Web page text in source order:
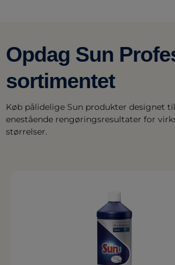
Opdag Sun
sortimentet
Køb pålidelige Sun produkter designet
enestående rengøringsresultater for
størrelser.